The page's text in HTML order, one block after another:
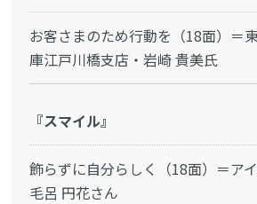
お客さまのため行動を（18面）＝
庫江戸川橋支店・岩崎 貴美氏
『スマイル』
飾らずに自分らしく（18面）＝ア
毛呂 円花さん